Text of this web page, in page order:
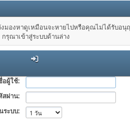
มองหาดูเหมือนจะหายไปหรือคุณไม่ได้รับอนุ
กรุณาเข้าสู่ระบบด้านล่าง
อผู้ใช้:
สผ่าน:
ระบบ: